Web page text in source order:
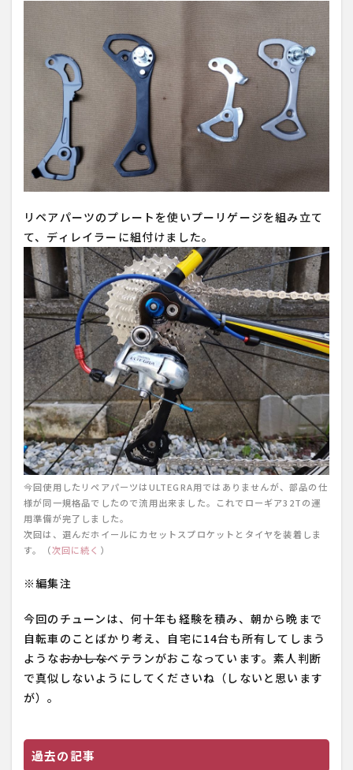
リペアパーツのプレートを使いプーリゲージを組み立て
て、ディレイラーに組付けました。
今回使用したリペアパーツはULTEGRA用ではありませんが、部品の仕
様が同一規格品でしたので流用出来ました。これでローギア32Tの運
用準備が完了しました。
次回は、選んだホイールにカセットスプロケットとタイヤを装着しま
す。（次回に続く ）
※編集注
今回のチューンは、何十年も経験を積み、朝から晩まで
自転車のことばかり考え、自宅に14台も所有してしまう
ようなおかしなベテランがおこなっています。素人判断
で真似しないようにしてくださいね（しないと思います
が）。
過去の記事